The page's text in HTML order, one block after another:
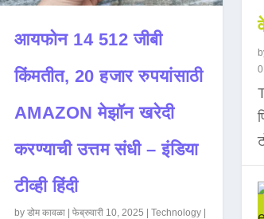
आयफोन 14 512 जीबी
किंमतीत, 20 हजार रुपयांसाठी
AMAZON मेझॉन खरेदी
करण्याची उत्तम संधी – इंडिया
टीव्ही हिंदी
by डोम कावळा| फेब्रुवारी 10, 2025 Technology|
0